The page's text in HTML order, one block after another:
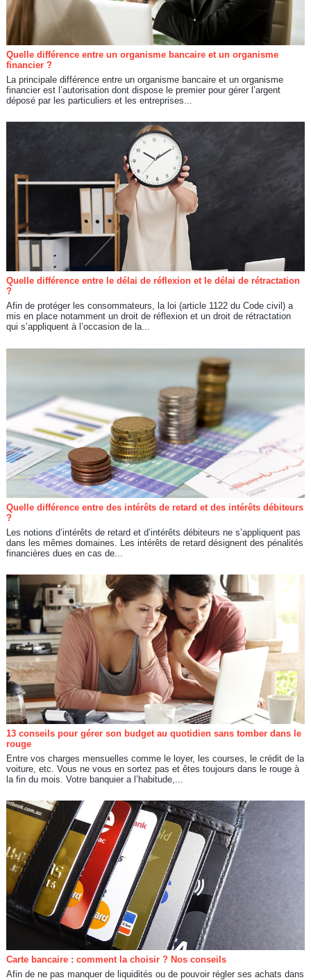
Quelle différence entre un organisme bancaire et un organisme
financier ?
La principale différence entre un organisme bancaire et un organisme
financier est l’autorisation dont dispose le premier pour gérer l’argent
déposé par les particuliers et les entreprises...
Quelle différence entre le délai de réflexion et le délai de rétractation
?
Afin de protéger les consommateurs, la loi (article 1122 du Code civil) a
mis en place notamment un droit de réflexion et un droit de rétractation
qui s’appliquent à l’occasion de la...
Quelle différence entre des intérêts de retard et des intérêts débiteurs
?
Les notions d’intérêts de retard et d’intérêts débiteurs ne s’appliquent pas
dans les mêmes domaines. Les intérêts de retard désignent des pénalités
financières dues en cas de...
13 conseils pour gérer son budget au quotidien sans tomber dans le
rouge
Entre vos charges mensuelles comme le loyer, les courses, le crédit de la
voiture, etc. Vous ne vous en sortez pas et êtes toujours dans le rouge à
la fin du mois. Votre banquier a l’habitude,...
Carte bancaire : comment la choisir ? Nos conseils
Afin de ne pas manquer de liquidités ou de pouvoir régler ses achats dans